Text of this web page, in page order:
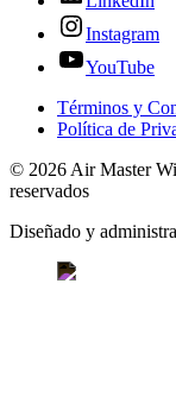
Instagram
YouTube
Términos y
Política de
© 2026 Air Master
reservados
Diseñado y